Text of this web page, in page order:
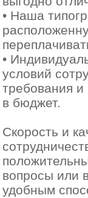
• Наша
•
условий
требования и
в бюджет.
Скорость и
вопросы или
удобным